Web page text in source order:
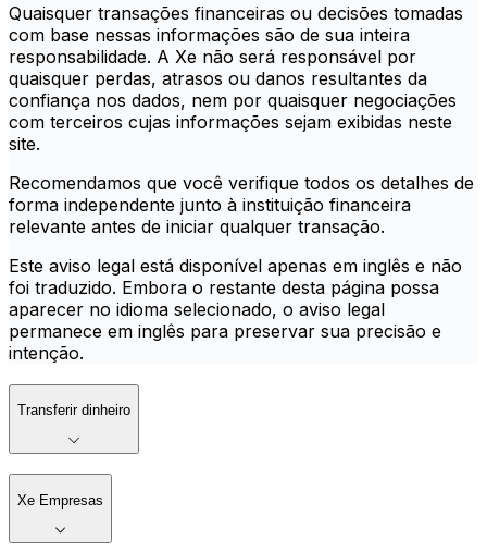
Quaisquer transações financeiras ou decisões tomadas
com base nessas informações são de sua inteira
responsabilidade. A Xe não será responsável por
quaisquer perdas, atrasos ou danos resultantes da
confiança nos dados, nem por quaisquer negociações
com terceiros cujas informações sejam exibidas neste
site.
Recomendamos que você verifique todos os detalhes de
forma independente junto à instituição financeira
relevante antes de iniciar qualquer transação.
Este aviso legal está disponível apenas em inglês e não
foi traduzido. Embora o restante desta página possa
aparecer no idioma selecionado, o aviso legal
permanece em inglês para preservar sua precisão e
intenção.
Transferir dinheiro
Xe Empresas